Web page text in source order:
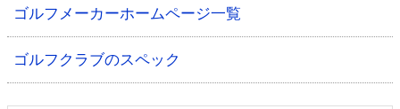
ゴルフメーカーホームページ一覧
ゴルフクラブのスペック